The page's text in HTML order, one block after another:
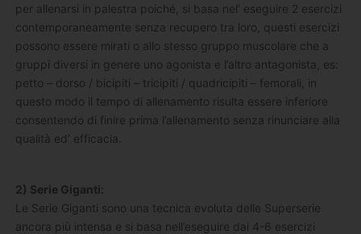
per allenarsi in palestra poiché, si basa nel’ eseguire 2 esercizi
contemporaneamente senza recupero tra loro, questi esercizi
possono essere mirati o allo stesso gruppo muscolare che a
gruppi diversi in genere uno agonista e l’altro antagonista, es:
petto – dorso / bicipiti – tricipiti / quadricipiti – femorali, in
questo modo il tempo di allenamento risulta essere inferiore
consentendo di finire prima l’allenamento senza rinunciare alla
qualità ed’ efficacia.
2) Serie Giganti:
Le Serie Giganti sono una tecnica evoluta delle Superserie
ancora più intensa e si basa nell’eseguire dai 4-6 esercizi